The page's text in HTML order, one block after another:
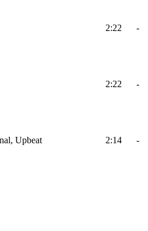
2:22 -
2:22 -
Upbeat 2:14 -